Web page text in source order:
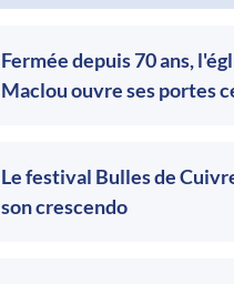
Fermée depuis 70 ans,
Maclou ouvre ses portes
Le festival Bulles de
son crescendo